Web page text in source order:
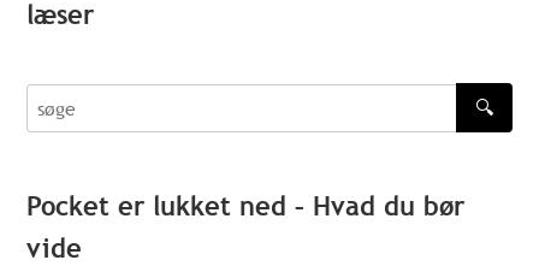
læser
søge
🔍
Pocket er lukket ned – Hvad du bør
vide